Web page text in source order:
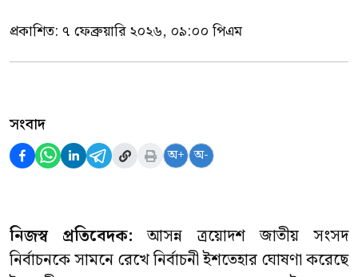
প্রকাশিত: ৭ ফেব্রুয়ারি ২০২৬, ০৯:০০ পিএম
সংবাদ
অ+ অ-
নিজস্ব প্রতিবেদক: আসন্ন ত্রয়োদশ জাতীয় সংসদ
নির্বাচনকে সামনে রেখে নির্বাচনী ইশতেহার ঘোষণা করেছে